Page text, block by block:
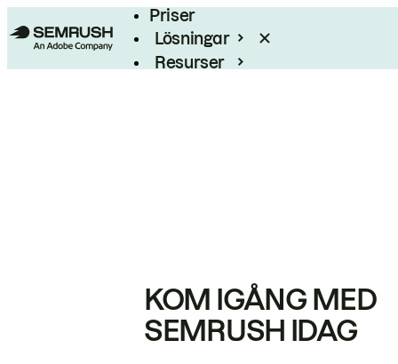
Priser
Lösningar
Resurser
KOM IGÅNG MED
SEMRUSH IDAG